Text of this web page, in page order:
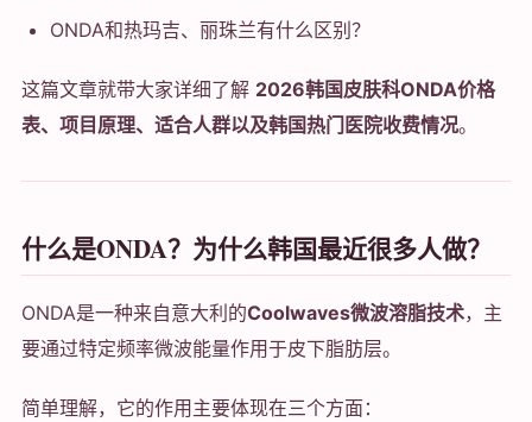
ONDA和热玛吉、丽珠兰有什么区别？
这篇文章就带大家详细了解 2026韩国皮肤科ONDA价格
表、项目原理、适合人群以及韩国热门医院收费情况。
什么是ONDA？为什么韩国最近很多人做？
ONDA是一种来自意大利的Coolwaves微波溶脂技术，主
要通过特定频率微波能量作用于皮下脂肪层。
简单理解，它的作用主要体现在三个方面：